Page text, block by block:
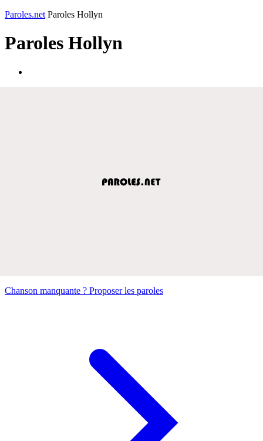
Paroles.net Paroles Hollyn
Paroles Hollyn
Chanson manquante ? Proposer les paroles